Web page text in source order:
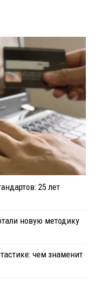
25 лет
новую методику
чем знаменит